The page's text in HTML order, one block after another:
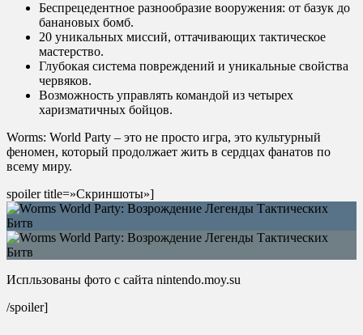
Беспрецедентное разнообразие вооружения: от базук до
банановых бомб.
20 уникальных миссий, оттачивающих тактическое
мастерство.
Глубокая система повреждений и уникальные свойства
червяков.
Возможность управлять командой из четырех
харизматичных бойцов.
Worms: World Party – это не просто игра, это культурный
феномен, который продолжает жить в сердцах фанатов по
всему миру.
spoiler title=»Скриншоты»]
Испльзованы фото с сайта nintendo.moy.su
/spoiler]